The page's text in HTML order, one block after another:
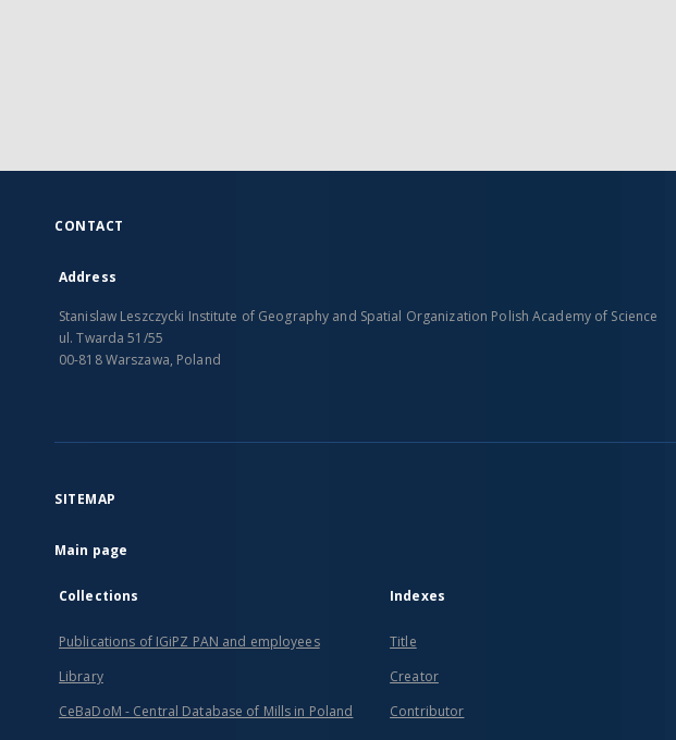
CONTACT
Address
Stanislaw Leszczycki Institute of Geography and Spatial Organization Polish Academy of Science
ul. Twarda 51/55
00-818 Warszawa, Poland
SITEMAP
Main page
Collections
Publications of IGiPZ PAN and employees
Library
CeBaDoM - Central Database of Mills in Poland
Indexes
Title
Creator
Contributor